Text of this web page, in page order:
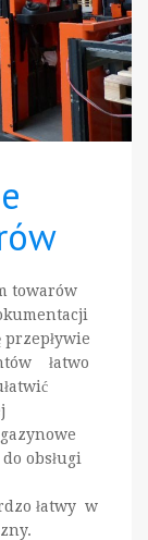
towarów
łatwo
obsługi
łatwy w